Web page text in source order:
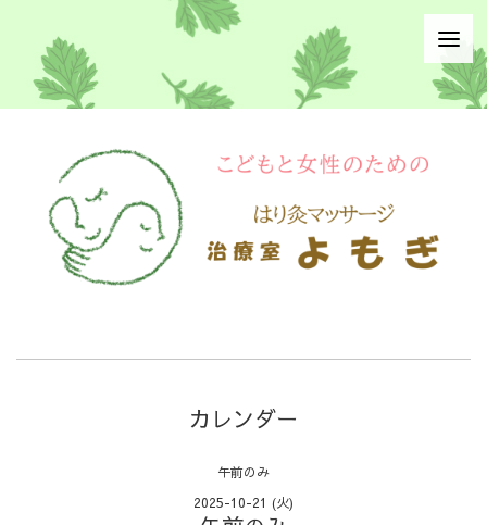
カレンダー
午前のみ
2025-10-21 (火)